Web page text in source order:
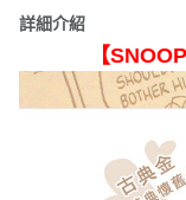
詳細介紹
【